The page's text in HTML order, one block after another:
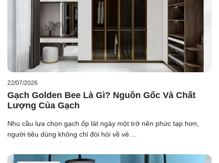
22/07/2026
Gạch Golden Bee Là Gì? Nguồn Gốc Và Chất
Lượng Của Gạch
Nhu cầu lựa chọn gạch ốp lát ngày một trở nên phức tạp hơn,
người tiêu dùng không chỉ đòi hỏi về vẻ ...